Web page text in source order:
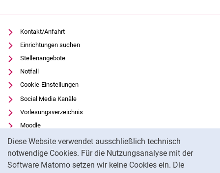
Diese Website verwendet ausschließlich technisch
notwendige Cookies. Für die Nutzungsanalyse mit der
Software Matomo setzen wir keine Cookies ein. Die
Kontakt/Anfahrt
Einrichtungen suchen
Stellenangebote
Notfall
Cookie-Einstellungen
Social Media Kanäle
Vorlesungsverzeichnis
Moodle
Panopto
Universitätsbibliothek
Datenschutz